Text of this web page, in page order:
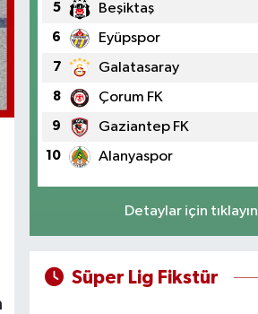
5 Beşiktaş
6 Eyüpspor
7 Galatasaray
8 Çorum FK
9 Gaziantep FK
10 Alanyaspor
Detaylar için tıklayın
Süper Lig Fikstür